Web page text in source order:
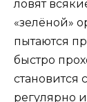
ловят
«зелёной»
пытаются
быстро
становится
регулярно